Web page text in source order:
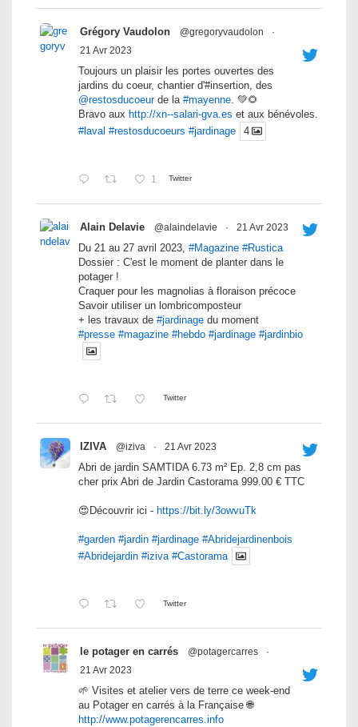
Grégory Vaudolon @gregoryvaudolon
·
21 Avr 2023
Toujours un plaisir les portes ouvertes des
jardins du coeur, chantier d'#insertion, des
@restosducoeurde la #mayenne. 💚🌻
Bravo aux http://xn--salari-gva.es et aux bénévoles.
#laval #restosducoeurs #jardinage 4
1 Twitter
Alain Delavie @alaindelavie · 21 Avr 2023
Du 21 au 27 avril 2023, #Magazine #Rustica
Dossier : C'est le moment de planter dans le
potager !
Craquer pour les magnolias à floraison précoce
Savoir utiliser un lombricomposteur
+ les travaux de #jardinage du moment
#presse #magazine #hebdo #jardinage #jardinbio
Twitter
IZIVA @iziva · 21 Avr 2023
Abri de jardin SAMTIDA 6.73 m² Ep. 2,8 cm pas
cher prix Abri de Jardin Castorama 999.00 € TTC
😍Découvrir ici - https://bit.ly/3owvuTk
#garden #jardin #jardinage #Abridejardinenbois
#Abridejardin #iziva #Castorama
Twitter
le potager en carrés @potagercarres
·
21 Avr 2023
🌱 Visites et atelier vers de terre ce week-end
au Potager en carrés à la Française 🌐
http://www.potagerencarres.info